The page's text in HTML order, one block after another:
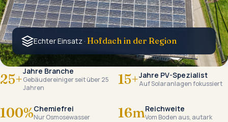
Echter Einsatz · Hofdach in der Region
25+
Jahre Branche
Gebäudereiniger seit über 25
Jahren
15+Jahre PV-Spezialist
Auf Solaranlagen fokussiert
100%Chemiefrei
Nur Osmosewasser 16mReichweite
Vom Boden aus, autark